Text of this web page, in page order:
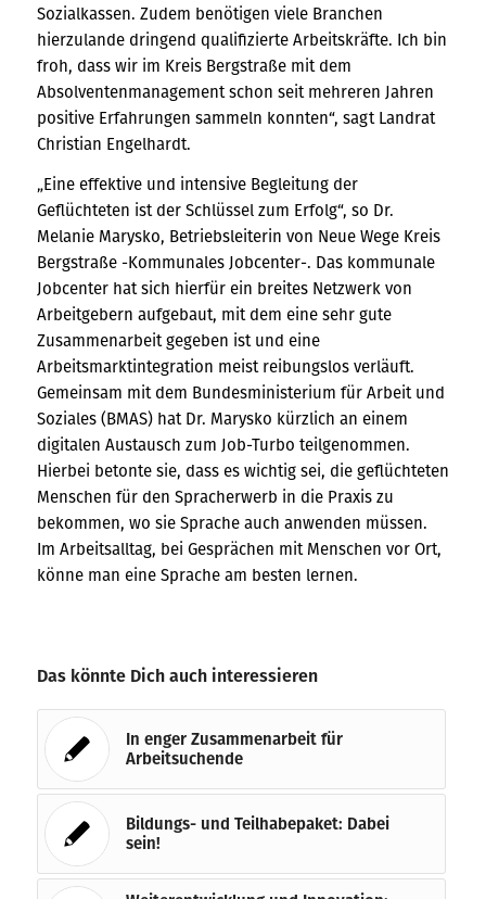
Sozialkassen. Zudem benötigen viele Branchen
hierzulande dringend qualifizierte Arbeitskräfte. Ich bin
froh, dass wir im Kreis Bergstraße mit dem
Absolventenmanagement schon seit mehreren Jahren
positive Erfahrungen sammeln konnten“, sagt Landrat
Christian Engelhardt.
„Eine effektive und intensive Begleitung der
Geflüchteten ist der Schlüssel zum Erfolg“, so Dr.
Melanie Marysko, Betriebsleiterin von Neue Wege Kreis
Bergstraße -Kommunales Jobcenter-. Das kommunale
Jobcenter hat sich hierfür ein breites Netzwerk von
Arbeitgebern aufgebaut, mit dem eine sehr gute
Zusammenarbeit gegeben ist und eine
Arbeitsmarktintegration meist reibungslos verläuft.
Gemeinsam mit dem Bundesministerium für Arbeit und
Soziales (BMAS) hat Dr. Marysko kürzlich an einem
digitalen Austausch zum Job-Turbo teilgenommen.
Hierbei betonte sie, dass es wichtig sei, die geflüchteten
Menschen für den Spracherwerb in die Praxis zu
bekommen, wo sie Sprache auch anwenden müssen.
Im Arbeitsalltag, bei Gesprächen mit Menschen vor Ort,
könne man eine Sprache am besten lernen.
Das könnte Dich auch interessieren
In enger Zusammenarbeit für
Arbeitsuchende
Bildungs- und Teilhabepaket: Dabei
sein!